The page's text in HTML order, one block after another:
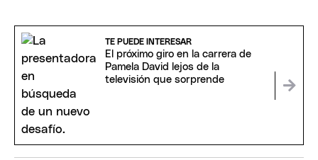
TE PUEDE INTERESAR
El próximo giro en la carrera de
Pamela David lejos de la
televisión que sorprende